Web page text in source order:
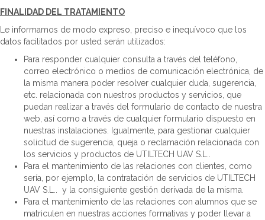
FINALIDAD DEL TRATAMIENTO
Le informamos de modo expreso, preciso e inequívoco que los
datos facilitados por usted serán utilizados:
Para responder cualquier consulta a través del teléfono,
correo electrónico o medios de comunicación electrónica, de
la misma manera poder resolver cualquier duda, sugerencia,
etc. relacionada con nuestros productos y servicios, que
puedan realizar a través del formulario de contacto de nuestra
web, así como a través de cualquier formulario dispuesto en
nuestras instalaciones. Igualmente, para gestionar cualquier
solicitud de sugerencia, queja o reclamación relacionada con
los servicios y productos de UTILTECH UAV S.L..
Para el mantenimiento de las relaciones con clientes, como
sería, por ejemplo, la contratación de servicios de UTILTECH
UAV S.L.. y la consiguiente gestión derivada de la misma.
Para el mantenimiento de las relaciones con alumnos que se
matriculen en nuestras acciones formativas y poder llevar a